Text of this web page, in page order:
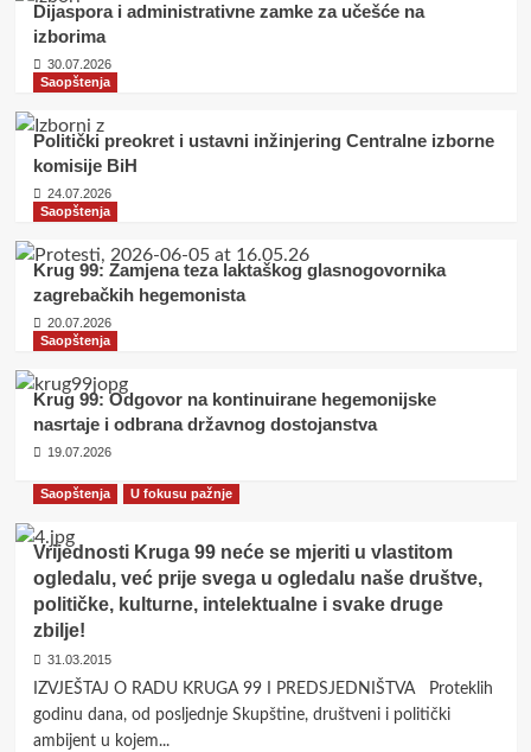
hegemonista
državnog dostojanstva
objavljivanje Odluke CIK-a BiH
učešće na izborima
3
Politički preokret i ustavni
Saopštenja
Dijaspora i administrativne zamke za učešće na
izborima
30.07.2026
Saopštenja
Politički preokret i ustavni inžinjering Centralne izborne
komisije BiH
24.07.2026
Saopštenja
Krug 99: Zamjena teza laktaškog glasnogovornika
zagrebačkih hegemonista
20.07.2026
Saopštenja
Krug 99: Odgovor na kontinuirane hegemonijske
nasrtaje i odbrana državnog dostojanstva
19.07.2026
Saopštenja U fokusu pažnje
Vrijednosti Kruga 99 neće se mjeriti u vlastitom
ogledalu, već prije svega u ogledalu naše društve,
političke, kulturne, intelektualne i svake druge
zbilje!
31.03.2015
IZVJEŠTAJ O RADU KRUGA 99 I PREDSJEDNIŠTVA Proteklih
godinu dana, od posljednje Skupštine, društveni i politički
ambijent u kojem...